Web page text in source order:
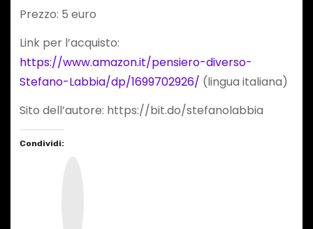
Prezzo: 5 euro
Link per l’acquisto:
https://www.amazon.it/pensiero-diverso-
Stefano-Labbia/dp/1699702926/ (lingua italiana)
Sito dell’autore: https://bit.do/stefanolabbia
Condividi: